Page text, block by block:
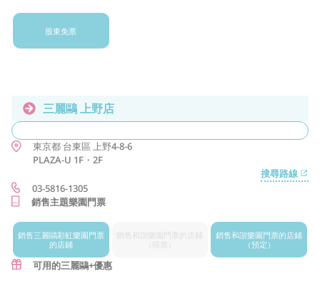
股東免票
三麗鷗 上野店
東京都 台東區 上野4-8-6
PLAZA-U 1F・2F
搜尋路線
03-5816-1305
銷售主題樂園門票
銷售三麗鷗彩虹樂園門票
的店鋪
銷售和諧樂園
門票的店鋪
銷售和諧樂園門票的店鋪
（預定）
可用的三麗鷗+優惠